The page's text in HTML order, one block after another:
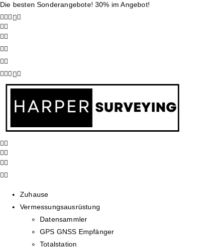
Die besten Sonderangebote! 30% im Angebot!
Zuhause
Vermessungsausrüstung
Datensammler
GPS GNSS Empfänger
Totalstation